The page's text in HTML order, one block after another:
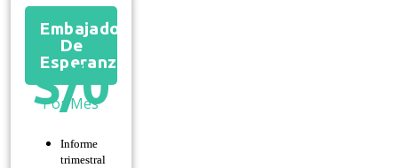
Embajador
De
Esperanza
S/0
Por Mes
Informe
trimestral